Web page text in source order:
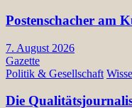
Postenschacher am
7. August 2026
Gazette
Politik & Gesellschaft
Die